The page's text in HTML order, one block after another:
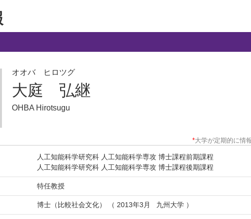
オオバ ヒロツグ
大庭 弘継
OHBA Hirotsugu
*大学が定期的に情
人工知能科学研究科 人工知能科学専攻 博士課程前期課程
人工知能科学研究科 人工知能科学専攻 博士課程後期課程
特任教授
博士（比較社会文化） （ 2013年3月 九州大学 ）